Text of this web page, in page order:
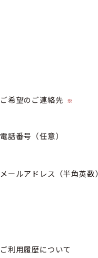
ご希望のご連絡先 ※
電話番号 （任意）
メールアドレス（半角英数）
ご利用履歴について